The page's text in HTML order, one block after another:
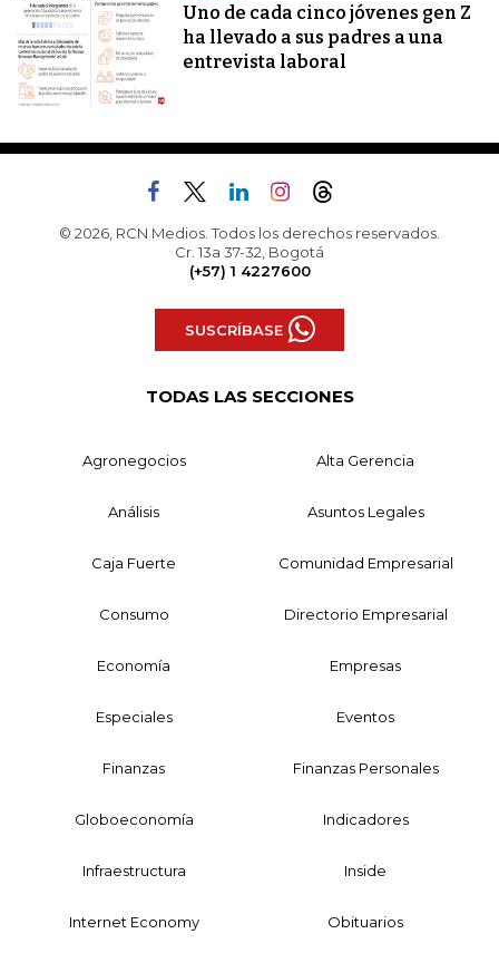
Uno de cada cinco jóvenes gen Z
ha llevado a sus padres a una
entrevista laboral
© 2026, RCN Medios. Todos los derechos reservados.
Cr. 13a 37-32, Bogotá
(+57) 1 4227600
SUSCRÍBASE
TODAS LAS SECCIONES
Agronegocios Alta Gerencia
Análisis Asuntos Legales
Caja Fuerte Comunidad Empresarial
Consumo Directorio Empresarial
Economía Empresas
Especiales Eventos
Finanzas Finanzas Personales
Globoeconomía Indicadores
Infraestructura Inside
Internet Economy Obituarios